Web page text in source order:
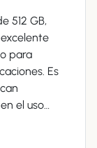
512 GB,
para
Es
el uso